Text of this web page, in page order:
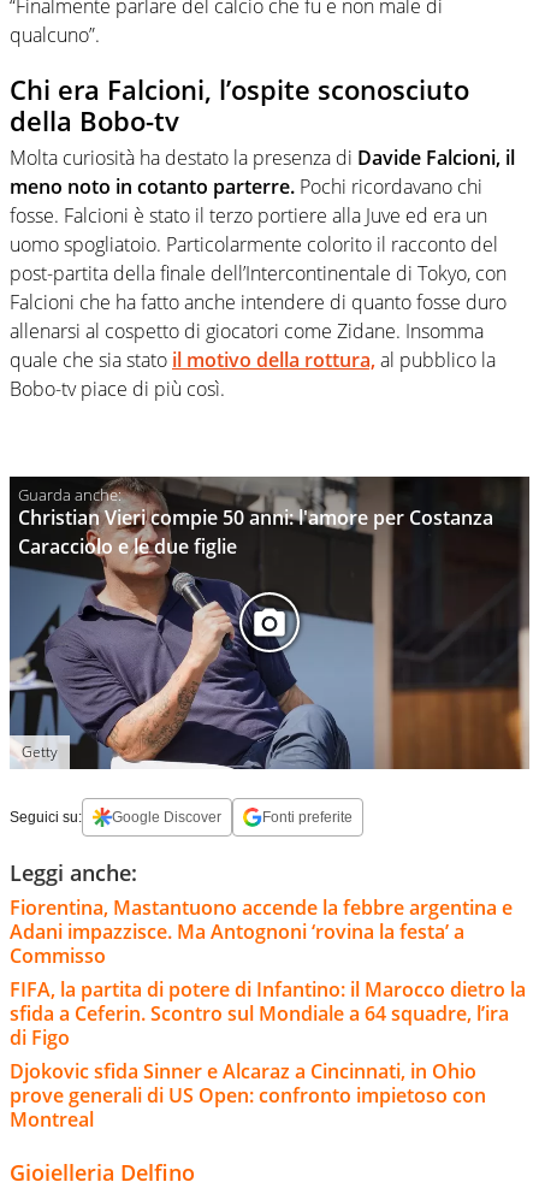
“Finalmente parlare del calcio che fu e non male di
qualcuno”.
Chi era Falcioni, l’ospite sconosciuto
della Bobo-tv
Molta curiosità ha destato la presenza di Davide Falcioni, il
meno noto in cotanto parterre. Pochi ricordavano chi
fosse. Falcioni è stato il terzo portiere alla Juve ed era un
uomo spogliatoio. Particolarmente colorito il racconto del
post-partita della finale dell’Intercontinentale di Tokyo, con
Falcioni che ha fatto anche intendere di quanto fosse duro
allenarsi al cospetto di giocatori come Zidane. Insomma
quale che sia stato il motivo della rottura,al pubblico la
Bobo-tv piace di più così.
Christian Vieri compie 50 anni: l'amore per Costanza
Caracciolo e le due figlie
Getty
Seguici su: Google Discover Fonti preferite
Leggi anche:
Fiorentina, Mastantuono accende la febbre argentina e
Adani impazzisce. Ma Antognoni ‘rovina la festa’ a
Commisso
FIFA, la partita di potere di Infantino: il Marocco dietro la
sfida a Ceferin. Scontro sul Mondiale a 64 squadre, l’ira
di Figo
Djokovic sfida Sinner e Alcaraz a Cincinnati, in Ohio
prove generali di US Open: confronto impietoso con
Montreal
Gioielleria Delfino